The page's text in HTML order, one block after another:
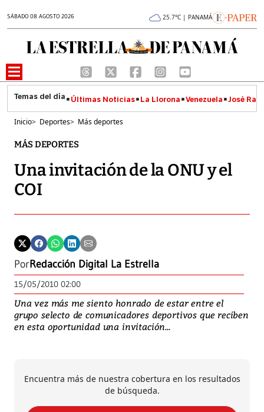
SÁBADO 08 AGOSTO 2026 25.7°C | PANAMÁ
Últimas Noticias La Llorona Venezuela José
Inicio> Deportes> Más deportes
MÁS DEPORTES
Una invitación de la ONU y el
COI
PorRedacción Digital La Estrella
15/05/2010 02:00
Una vez más me siento honrado de estar entre el
grupo selecto de comunicadores deportivos que reciben
en esta oportunidad una invitación...
Encuentra más de nuestra cobertura en los resultados
de búsqueda.